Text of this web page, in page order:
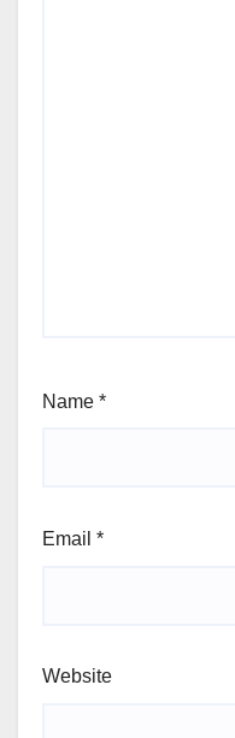
Name *
Email *
Website